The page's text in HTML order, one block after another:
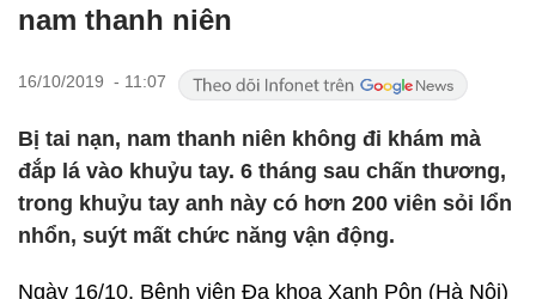
nam thanh niên
16/10/2019 - 11:07
Bị tai nạn, nam thanh niên không đi khám mà
đắp lá vào khuỷu tay. 6 tháng sau chấn thương,
trong khuỷu tay anh này có hơn 200 viên sỏi lổn
nhổn, suýt mất chức năng vận động.
Ngày 16/10, Bệnh viện Đa khoa Xanh Pôn (Hà Nội)